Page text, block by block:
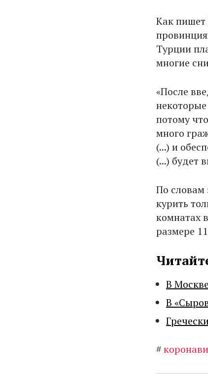
Как пишет
Турции
многие
«После
потому
много
(...) и
(...) будет
По словам
курить
комнатах
размере
В
В
#